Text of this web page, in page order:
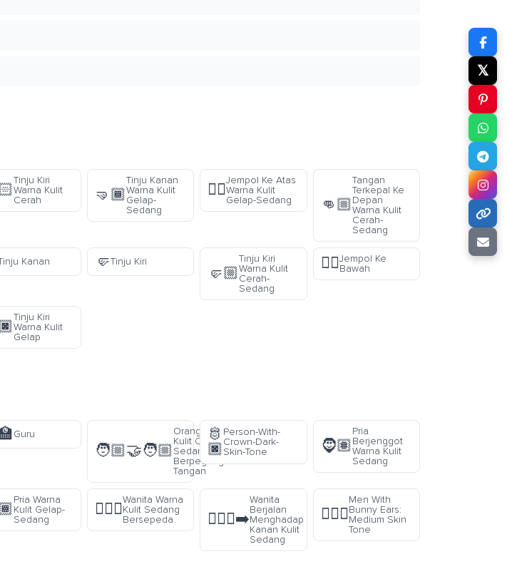
Tinju Kiri
Warna Kulit
Cerah
🤜🏾
Tinju Kanan
Warna Kulit
Gelap-
Sedang
👍🏾
Jempol Ke Atas
Warna Kulit
Gelap-Sedang
👊🏼
Tangan
Terkepal Ke
Depan
Warna Kulit
Cerah-
Sedang
Kanan 🤛Tinju Kiri
🤛🏼
Tinju Kiri
Warna Kulit
Cerah-
Sedang
👎🏿Jempol Ke
Bawah
Tinju Kiri
Warna Kulit
Gelap
Guru
🧑🏼‍🤝‍🧑🏼
Orang Warna
Kulit Cerah-
Sedang
Berpegangan
Tangan
🫅
🏿
Person-With-
Crown-Dark-
Skin-Tone
🧔🏽
Pria
Berjenggot
Warna Kulit
Sedang
Pria Warna
Kulit Gelap-
Sedang
🚴🏽‍♀️
Wanita Warna
Kulit Sedang
Bersepeda
🚶🏽‍♀️‍➡️
Wanita
Berjalan
Menghadap
Kanan Kulit
Sedang
👯🏽‍♂️
Men With
Bunny Ears:
Medium Skin
Tone
𝕏